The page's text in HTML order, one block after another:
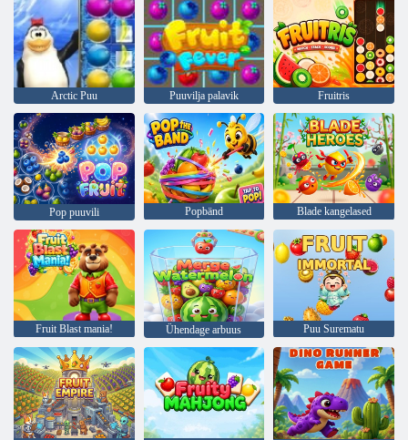
Arctic Puu Puuvilja palavik Fruitris
Pop puuvili Popbänd Blade kangelased
Fruit Blast mania! Ühendage arbuus Puu Surematu